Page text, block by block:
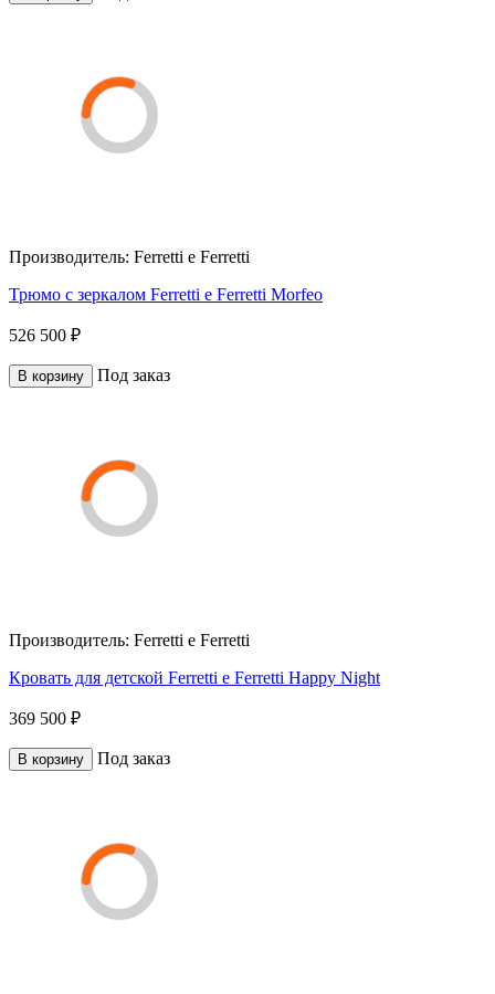
Производитель: Ferretti e Ferretti
Трюмо с зеркалом Ferretti e Ferretti Morfeo
526 500 ₽
В корзину Под заказ
Производитель: Ferretti e Ferretti
Кровать для детской Ferretti e Ferretti Happy Night
369 500 ₽
В корзину Под заказ